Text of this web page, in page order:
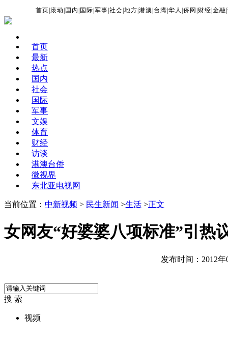
首页 |滚动 国内 国际 |军事 |社会 |地方 |港澳 台湾 |华人 |侨网 财经 |金融 |
首页
最新
热点
国内
社会
国际
军事
文娱
体育
财经
访谈
港澳台侨
微视界
东北亚电视网
当前位置： 中新视频 > 民生新闻 >生活 >正文
女网友“好婆婆八项标准”引热
发布时间：2012年
搜 索
视频